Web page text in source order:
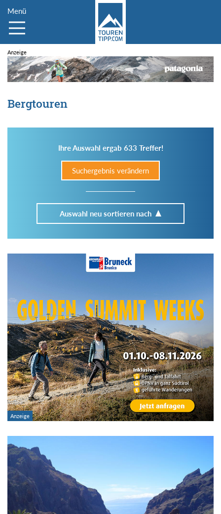
Menü
Bergtouren
Ihre Auswahl ergab 633 Treffer!
Suchergebnis verändern
Auswahl neu sortieren nach
Im Tourenarchiv suchen
Region:
Gebirge:
Art der Tour:
Schwierigkeitsgrad:
von
Kondition (Tourdauer):
bis